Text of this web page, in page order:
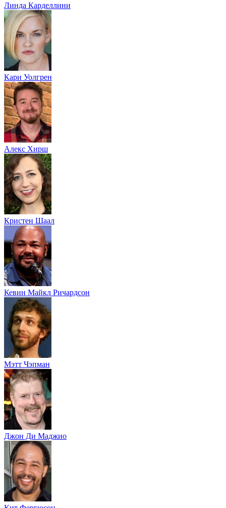
Линда Карделлини
Кари Уолгрен
Алекс Хирш
Кристен Шаал
Кевин Майкл Ричардсон
Мэтт Чэпман
Джон Ди Маджио